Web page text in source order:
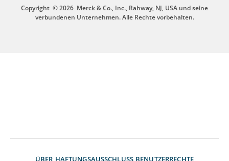
Copyright © 2026 Merck & Co., Inc., Rahway, NJ, USA und seine
verbundenen Unternehmen. Alle Rechte vorbehalten.
ÜBER HAFTUNGSAUSSCHLUSS BENUTZERRECHTE